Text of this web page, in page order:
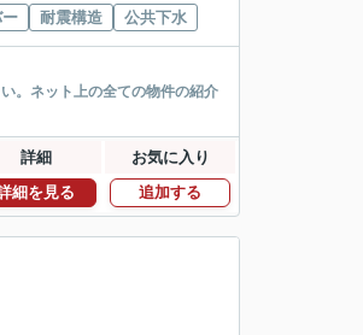
耐震構造 公共下水
。ネット上の全ての物件の紹介
詳細
お気に入り
細を見る 追加する